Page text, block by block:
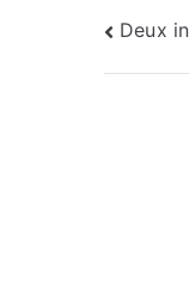
de
Deux